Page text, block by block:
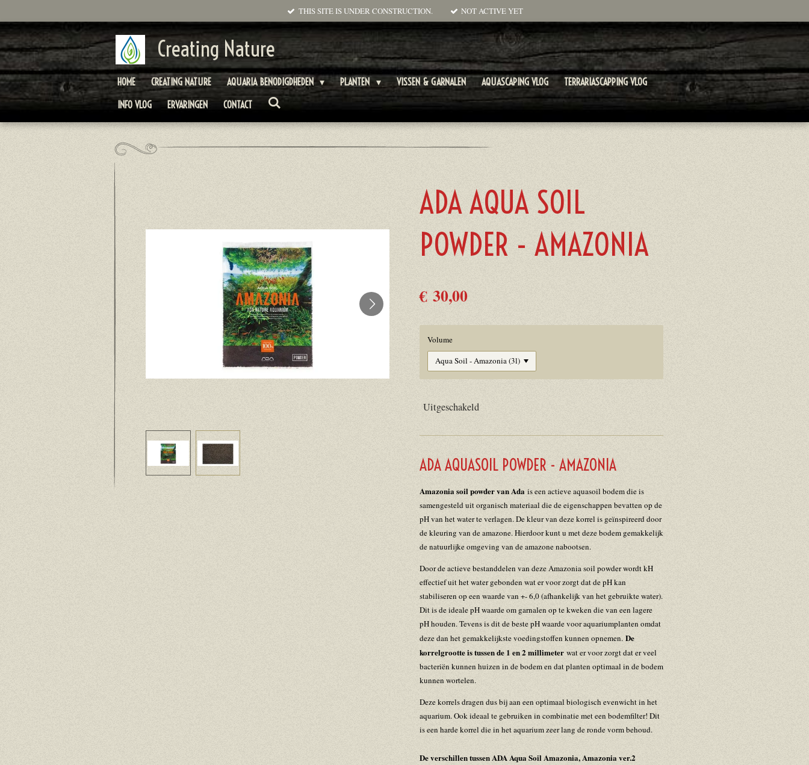
naar
de
hoofdinhoud
THIS SITE IS UNDER CONSTRUCTION. NOT ACTIVE YET
Creating Nature
HOME CREATING NATURE AQUARIA BENODIGDHEDEN PLANTEN VISSEN & GARNALEN AQUASCAPING VLOG
TERRARIASCAPPING VLOG
INFO VLOG
ERVARINGEN CONTACT
ADA AQUA SOIL
POWDER - AMAZONIA
€ 30,00
Volume
Uitgeschakeld
ADA AQUASOIL POWDER - AMAZONIA
Amazonia soil powder van Ada is een actieve aquasoil bodem die is
samengesteld uit organisch materiaal die de eigenschappen bevatten op de
pH van het water te verlagen. De kleur van deze korrel is geïnspireerd door
de kleuring van de amazone. Hierdoor kunt u met deze bodem gemakkelijk
de natuurlijke omgeving van de amazone nabootsen.
Door de actieve bestanddelen van deze Amazonia soil powder wordt kH
effectief uit het water gebonden wat er voor zorgt dat de pH kan
stabiliseren op een waarde van +- 6,0 (afhankelijk van het gebruikte water).
Dit is de ideale pH waarde om garnalen op te kweken die van een lagere
pH houden. Tevens is dit de beste pH waarde voor aquariumplanten omdat
deze dan het gemakkelijkste voedingstoffen kunnen opnemen. De
korrelgrootte is tussen de 1 en 2 millimeter wat er voor zorgt dat er veel
bacteriën kunnen huizen in de bodem en dat planten optimaal in de bodem
kunnen wortelen.
Deze korrels dragen dus bij aan een optimaal biologisch evenwicht in het
aquarium. Ook ideaal te gebruiken in combinatie met een bodemfilter! Dit
is een harde korrel die in het aquarium zeer lang de ronde vorm behoud.
De verschillen tussen ADA Aqua Soil Amazonia, Amazonia ver.2